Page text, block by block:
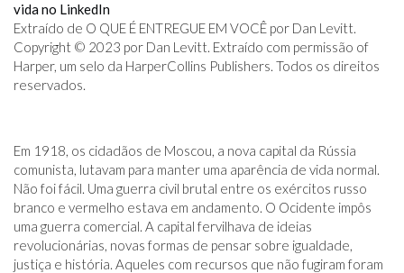
vida no LinkedIn
Extraído de O QUE É ENTREGUE EM VOCÊ por Dan Levitt.
Copyright © 2023 por Dan Levitt. Extraído com permissão of
Harper, um selo da HarperCollins Publishers. Todos os direitos
reservados.
Em 1918, os cidadãos de Moscou, a nova capital da Rússia
comunista, lutavam para manter uma aparência de vida normal.
Não foi fácil. Uma guerra civil brutal entre os exércitos russo
branco e vermelho estava em andamento. O Ocidente impôs
uma guerra comercial. A capital fervilhava de ideias
revolucionárias, novas formas de pensar sobre igualdade,
justiça e história. Aqueles com recursos que não fugiram foram